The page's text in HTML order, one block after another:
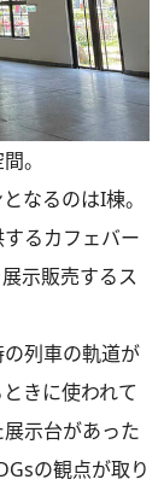
。
なるのはI棟。
るカフェバー
示販売するス
列車の軌道が
きに使われて
示台があった
の観点が取り